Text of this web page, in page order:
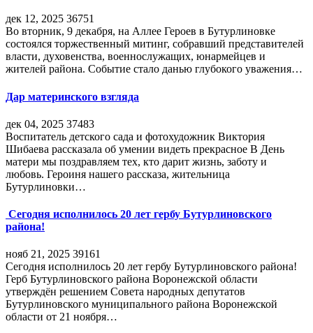
дек 12, 2025 36751
Во вторник, 9 декабря, на Аллее Героев в Бутурлиновке
состоялся торжественный митинг, собравший представителей
власти, духовенства, военнослужащих, юнармейцев и
жителей района. Событие стало данью глубокого уважения…
Дар материнского взгляда
дек 04, 2025 37483
Воспитатель детского сада и фотохудожник Виктория
Шибаева рассказала об умении видеть прекрасное В День
матери мы поздравляем тех, кто дарит жизнь, заботу и
любовь. Героиня нашего рассказа, жительница
Бутурлиновки…
Сегодня исполнилось 20 лет гербу Бутурлиновского
района!
нояб 21, 2025 39161
Сегодня исполнилось 20 лет гербу Бутурлиновского района!
Герб Бутурлиновского района Воронежской области
утверждён решением Совета народных депутатов
Бутурлиновского муниципального района Воронежской
области от 21 ноября…